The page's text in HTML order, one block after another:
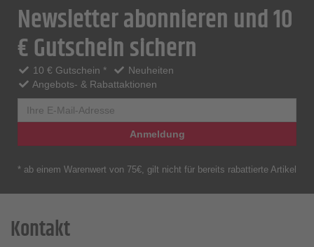
Newsletter abonnieren und 10
€ Gutschein sichern
10 € Gutschein *
Neuheiten
Angebots- & Rabattaktionen
Anmeldung
* ab einem Warenwert von 75€, gilt nicht für bereits rabattierte Artikel
Kontakt